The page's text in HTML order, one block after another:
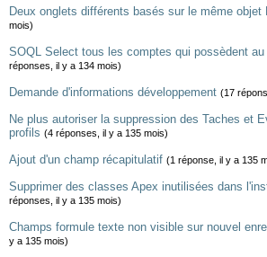
Deux onglets différents basés sur le même objet
mois)
SOQL Select tous les comptes qui possèdent
réponses, il y a 134 mois)
Demande d'informations développement (17
Ne plus autoriser la suppression des Taches et
profils (4 réponses, il y a 135 mois)
Ajout d'un champ récapitulatif (1 réponse, il y a 135
Supprimer des classes Apex inutilisées dans
réponses, il y a 135 mois)
Champs formule texte non visible sur nouvel
y a 135 mois)